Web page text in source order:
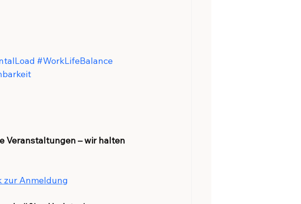
#WorkLifeBalance
Veranstaltungen – wir halten
zur Anmeldung